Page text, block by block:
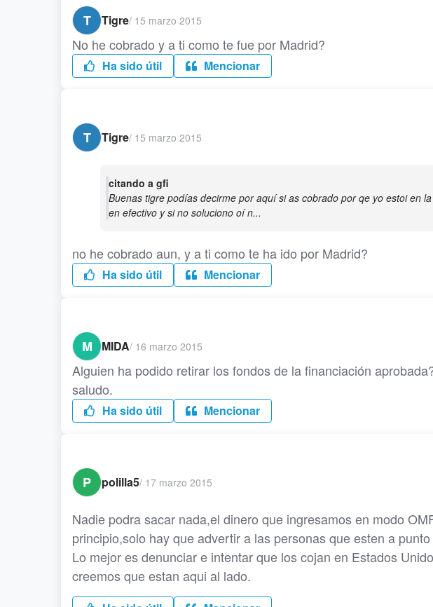
T
Tigre/ 15 marzo 2015
No he cobrado y a ti como te fue por Madrid?
Ha sido útil Mencionar
T
Tigre/ 15 marzo 2015
citando a gfi
Buenas tigre podías decirme por aquí si as cobrado por qe yo estoi en
en efectivo y si no soluciono oí n...
no he cobrado aun, y a ti como te ha ido por Madrid?
Ha sido útil Mencionar
M
MIDA/ 16 marzo 2015
Alguien ha podido retirar los fondos de la financiación
saludo.
Ha sido útil Mencionar
P
polilla5/ 17 marzo 2015
Nadie podra sacar nada,el dinero que ingresamos en modo
principio,solo hay que advertir a las personas que esten a
Lo mejor es denunciar e intentar que los cojan en Estados
creemos que estan aqui al lado.